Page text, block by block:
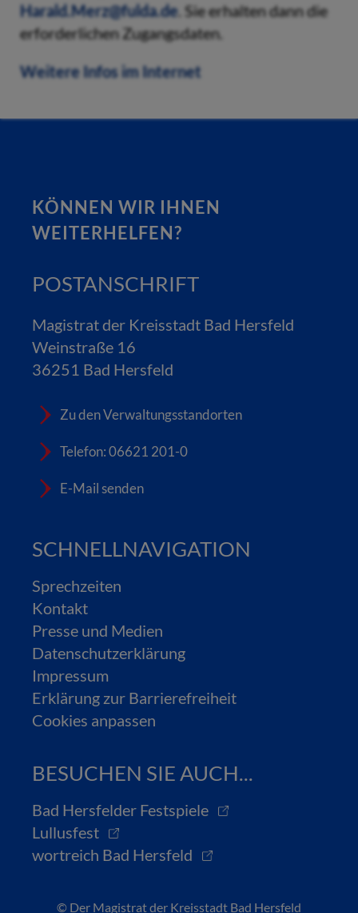
Harald.Merz@fulda.de . Sie erhalten dann die
erforderlichen Zugangsdaten.
Weitere Infos im Internet
KÖNNEN WIR IHNEN
WEITERHELFEN?
POSTANSCHRIFT
Magistrat der Kreisstadt Bad Hersfeld
Weinstraße 16
36251 Bad Hersfeld
Zu den Verwaltungsstandorten
Telefon: 06621 201-0
E-Mail senden
SCHNELLNAVIGATION
Sprechzeiten
Kontakt
Presse und Medien
Datenschutzerklärung
Impressum
Erklärung zur Barrierefreiheit
Cookies anpassen
BESUCHEN SIE AUCH...
Bad Hersfelder Festspiele
Lullusfest
wortreich Bad Hersfeld
© Der Magistrat der Kreisstadt Bad Hersfeld